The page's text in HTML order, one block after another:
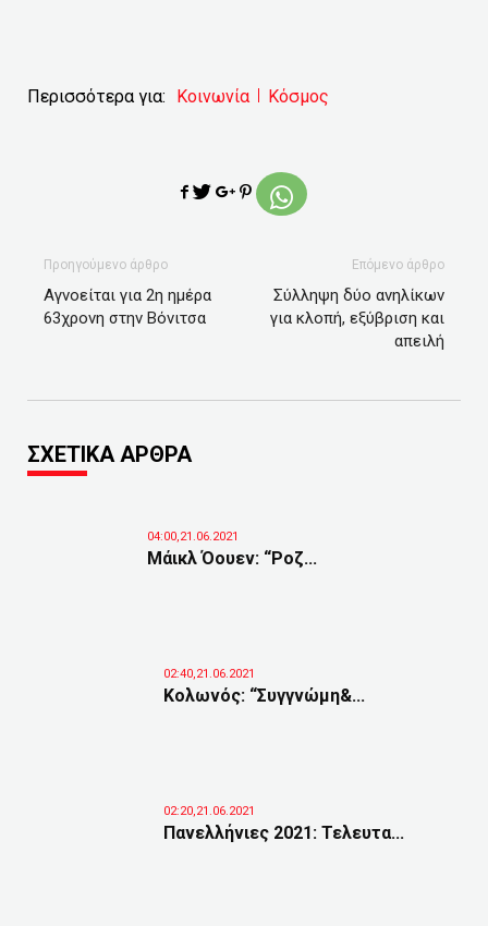
Περισσότερα για: Κοινωνία Κόσμος
Προηγούμενο άρθρο
Αγνοείται για 2η ημέρα
63χρονη στην Βόνιτσα
Επόμενο άρθρο
Σύλληψη δύο ανηλίκων
για κλοπή, εξύβριση και
απειλή
ΣΧΕΤΙΚΑ ΑΡΘΡΑ
04:00,21.06.2021
Μάικλ Όουεν: “Ροζ...
02:40,21.06.2021
Κολωνός: “Συγγνώμη&...
02:20,21.06.2021
Πανελλήνιες 2021: Τελευτα...